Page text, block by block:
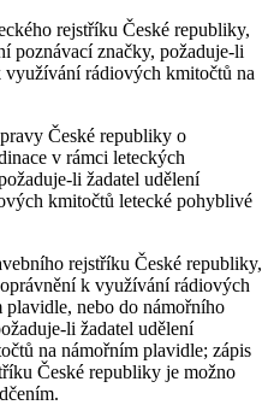
rejstříku České republiky,
poznávací značky, požaduje-li
využívání rádiových kmitočtů na
České republiky o
v rámci leteckých
li žadatel udělení
kmitočtů letecké pohyblivé
rejstříku České republiky,
k využívání rádiových
nebo do námořního
li žadatel udělení
na námořním plavidle; zápis
České republiky je možno